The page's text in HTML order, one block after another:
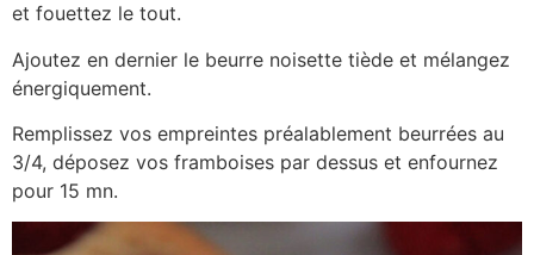
et fouettez le tout.
Ajoutez en dernier le beurre noisette tiède et mélangez
énergiquement.
Remplissez vos empreintes préalablement beurrées au
3/4, déposez vos framboises par dessus et enfournez
pour 15 mn.